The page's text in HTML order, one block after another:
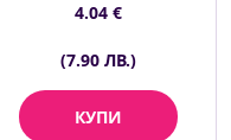
4.04 €
(7.90 ЛВ.)
КУПИ